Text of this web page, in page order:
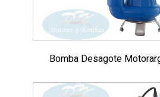
Bomba Desagote